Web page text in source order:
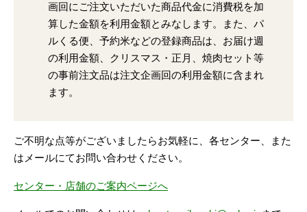
画回にご注文いただいた商品代金に消費税を加
算した金額を利用金額とみなします。また、パ
ルくる便、予約米などの登録商品は、お届け週
の利用金額、クリスマス・正月、焼肉セット等
の事前注文品は注文企画回の利用金額に含まれ
ます。
ご不明な点等がございましたらお気軽に、各センター、また
はメールにてお問い合わせください。
センター・店舗のご案内ページへ